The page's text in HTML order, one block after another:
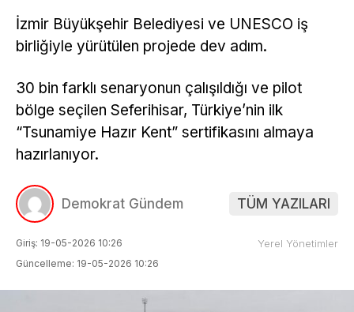
İzmir Büyükşehir Belediyesi ve UNESCO iş
birliğiyle yürütülen projede dev adım.
30 bin farklı senaryonun çalışıldığı ve pilot
bölge seçilen Seferihisar, Türkiye’nin ilk
“Tsunamiye Hazır Kent” sertifikasını almaya
hazırlanıyor.
Demokrat Gündem TÜM YAZILARI
Giriş: 19-05-2026 10:26
Güncelleme: 19-05-2026 10:26
Yerel Yönetimler